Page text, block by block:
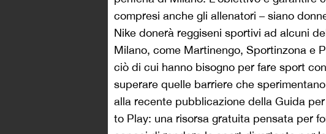
compresi anche gli allenatori – siano
Nike donerà reggiseni sportivi ad alcuni
Milano, come Martinengo, Sportinzona e
ciò di cui hanno bisogno per fare sport
superare quelle barriere che
alla recente pubblicazione della Guida
to Play: una risorsa gratuita pensata per